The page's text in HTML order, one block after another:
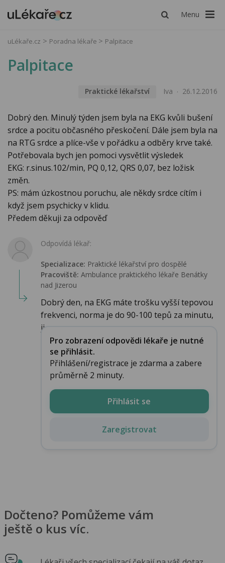
Menu
uLékaře.cz Poradna lékaře Palpitace
Palpitace
Praktické lékařství Iva 26.12.2016
Dobrý den. Minulý týden jsem byla na EKG kvůli bušení
srdce a pocitu občasného přeskočení. Dále jsem byla na
na RTG srdce a plíce-vše v pořádku a odběry krve také.
Potřebovala bych jen pomoci vysvětlit výsledek
EKG: r.sinus.102/min, PQ 0,12, QRS 0,07, bez ložisk
změn.
PS: mám úzkostnou poruchu, ale někdy srdce cítím i
když jsem psychicky v klidu.
Předem děkuji za odpověď
Odpovídá lékař:
Specializace: Praktické lékařství pro dospělé
Pracoviště: Ambulance praktického lékaře Benátky
nad Jizerou
Dobrý den, na EKG máte trošku vyšší tepovou
frekvenci, norma je do 90-100 tepů za minutu,
ji...
Pro zobrazení odpovědi lékaře je nutné
se přihlásit.
Přihlášení/registrace je zdarma a zabere
průměrně 2 minuty.
Přihlásit se
Zaregistrovat
Dočteno? Pomůžeme vám
ještě o kus víc.